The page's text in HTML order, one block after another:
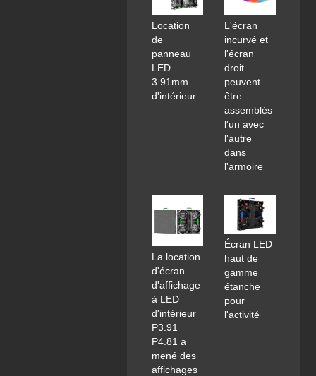
Location
de
panneau
LED
3.91mm
d'intérieur
L'écran
incurvé et
l'écran
droit
peuvent
être
assemblés
l'un avec
l'autre
dans
l'armoire
La location
d'écran
d'affichage
à LED
d'intérieur
P3.91
P4.81 a
mené des
affichages
Écran LED
haut de
gamme
étanche
pour
l'activité